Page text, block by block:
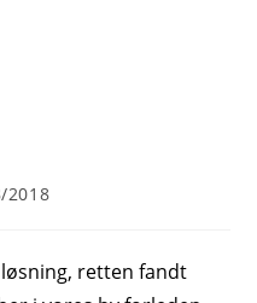
2018
retten fandt